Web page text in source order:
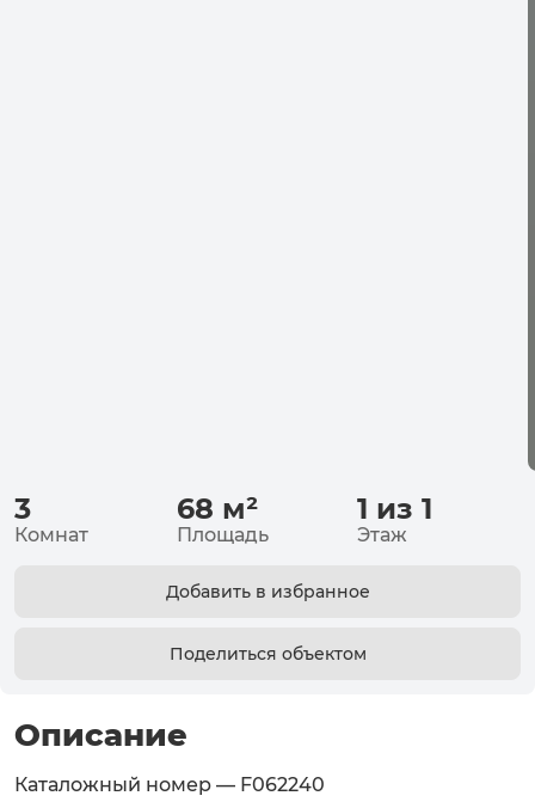
3
Комнат
68 м²
Площадь
1 из 1
Этаж
Добавить в избранное
Поделиться объектом
Описание
Каталожный номер — F062240